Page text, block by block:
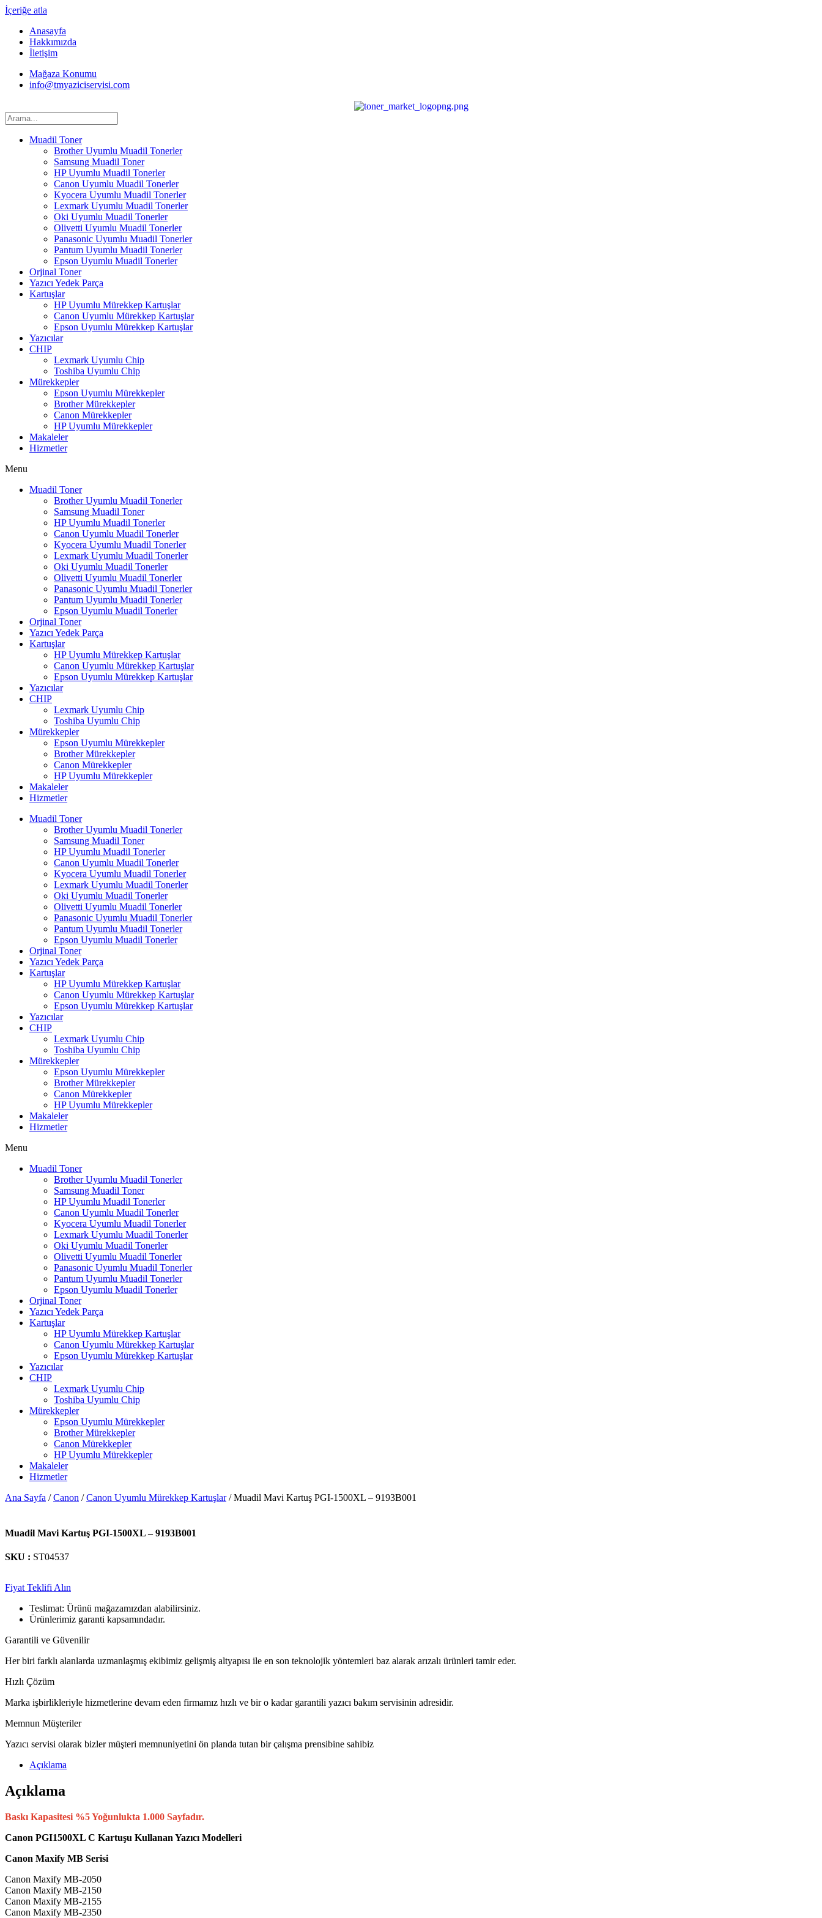
İçeriğe atla
Anasayfa
Hakkımızda
İletişim
Mağaza Konumu
info@tmyaziciservisi.com
Muadil Toner
Brother Uyumlu Muadil Tonerler
Samsung Muadil Toner
HP Uyumlu Muadil Tonerler
Canon Uyumlu Muadil Tonerler
Kyocera Uyumlu Muadil Tonerler
Lexmark Uyumlu Muadil Tonerler
Oki Uyumlu Muadil Tonerler
Olivetti Uyumlu Muadil Tonerler
Panasonic Uyumlu Muadil Tonerler
Pantum Uyumlu Muadil Tonerler
Epson Uyumlu Muadil Tonerler
Orjinal Toner
Yazıcı Yedek Parça
Kartuşlar
HP Uyumlu Mürekkep Kartuşlar
Canon Uyumlu Mürekkep Kartuşlar
Epson Uyumlu Mürekkep Kartuşlar
Yazıcılar
CHIP
Lexmark Uyumlu Chip
Toshiba Uyumlu Chip
Mürekkepler
Epson Uyumlu Mürekkepler
Brother Mürekkepler
Canon Mürekkepler
HP Uyumlu Mürekkepler
Makaleler
Hizmetler
Menu
Muadil Toner
Brother Uyumlu Muadil Tonerler
Samsung Muadil Toner
HP Uyumlu Muadil Tonerler
Canon Uyumlu Muadil Tonerler
Kyocera Uyumlu Muadil Tonerler
Lexmark Uyumlu Muadil Tonerler
Oki Uyumlu Muadil Tonerler
Olivetti Uyumlu Muadil Tonerler
Panasonic Uyumlu Muadil Tonerler
Pantum Uyumlu Muadil Tonerler
Epson Uyumlu Muadil Tonerler
Orjinal Toner
Yazıcı Yedek Parça
Kartuşlar
HP Uyumlu Mürekkep Kartuşlar
Canon Uyumlu Mürekkep Kartuşlar
Epson Uyumlu Mürekkep Kartuşlar
Yazıcılar
CHIP
Lexmark Uyumlu Chip
Toshiba Uyumlu Chip
Mürekkepler
Epson Uyumlu Mürekkepler
Brother Mürekkepler
Canon Mürekkepler
HP Uyumlu Mürekkepler
Makaleler
Hizmetler
Muadil Toner
Brother Uyumlu Muadil Tonerler
Samsung Muadil Toner
HP Uyumlu Muadil Tonerler
Canon Uyumlu Muadil Tonerler
Kyocera Uyumlu Muadil Tonerler
Lexmark Uyumlu Muadil Tonerler
Oki Uyumlu Muadil Tonerler
Olivetti Uyumlu Muadil Tonerler
Panasonic Uyumlu Muadil Tonerler
Pantum Uyumlu Muadil Tonerler
Epson Uyumlu Muadil Tonerler
Orjinal Toner
Yazıcı Yedek Parça
Kartuşlar
HP Uyumlu Mürekkep Kartuşlar
Canon Uyumlu Mürekkep Kartuşlar
Epson Uyumlu Mürekkep Kartuşlar
Yazıcılar
CHIP
Lexmark Uyumlu Chip
Toshiba Uyumlu Chip
Mürekkepler
Epson Uyumlu Mürekkepler
Brother Mürekkepler
Canon Mürekkepler
HP Uyumlu Mürekkepler
Makaleler
Hizmetler
Menu
Muadil Toner
Brother Uyumlu Muadil Tonerler
Samsung Muadil Toner
HP Uyumlu Muadil Tonerler
Canon Uyumlu Muadil Tonerler
Kyocera Uyumlu Muadil Tonerler
Lexmark Uyumlu Muadil Tonerler
Oki Uyumlu Muadil Tonerler
Olivetti Uyumlu Muadil Tonerler
Panasonic Uyumlu Muadil Tonerler
Pantum Uyumlu Muadil Tonerler
Epson Uyumlu Muadil Tonerler
Orjinal Toner
Yazıcı Yedek Parça
Kartuşlar
HP Uyumlu Mürekkep Kartuşlar
Canon Uyumlu Mürekkep Kartuşlar
Epson Uyumlu Mürekkep Kartuşlar
Yazıcılar
CHIP
Lexmark Uyumlu Chip
Toshiba Uyumlu Chip
Mürekkepler
Epson Uyumlu Mürekkepler
Brother Mürekkepler
Canon Mürekkepler
HP Uyumlu Mürekkepler
Makaleler
Hizmetler
Ana Sayfa /Canon /Canon Uyumlu Mürekkep Kartuşlar/ Muadil Mavi Kartuş PGI-1500XL – 9193B001
Muadil Mavi Kartuş PGI-1500XL – 9193B001
SKU : ST04537
Fiyat Teklifi Alın
Teslimat: Ürünü mağazamızdan alabilirsiniz.
Ürünlerimiz garanti kapsamındadır.
Garantili ve Güvenilir
Her biri farklı alanlarda uzmanlaşmış ekibimiz gelişmiş altyapısı ile en son teknolojik yöntemleri baz alarak arızalı ürünleri tamir eder.
Hızlı Çözüm
Marka işbirlikleriyle hizmetlerine devam eden firmamız hızlı ve bir o kadar garantili yazıcı bakım servisinin adresidir.
Memnun Müşteriler
Yazıcı servisi olarak bizler müşteri memnuniyetini ön planda tutan bir çalışma prensibine sahibiz
Açıklama
Açıklama
Baskı Kapasitesi %5 Yoğunlukta 1.000 Sayfadır.
Canon PGI1500XL C Kartuşu Kullanan Yazıcı Modelleri
Canon Maxify MB Serisi
Canon Maxify MB-2050
Canon Maxify MB-2150
Canon Maxify MB-2155
Canon Maxify MB-2350